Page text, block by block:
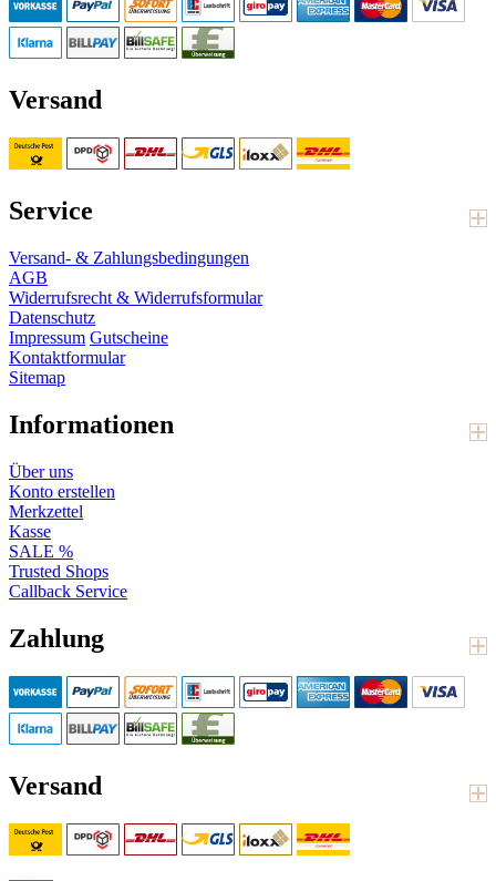
Versand
Service
Versand- & Zahlungsbedingungen
AGB
Widerrufsrecht & Widerrufsformular
Datenschutz
Impressum Gutscheine
Kontaktformular
Sitemap
Informationen
Über uns
Konto erstellen
Merkzettel
Kasse
SALE %
Trusted Shops
Callback Service
Zahlung
Versand